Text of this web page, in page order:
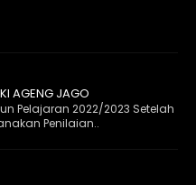
AGENG JAGO
Pelajaran 2022/2023 Setelah
Penilaian..